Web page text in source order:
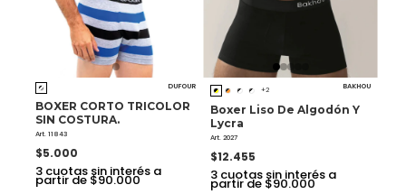
DUFOUR
BOXER CORTO TRICOLOR
SIN COSTURA.
Art. 11843
$5.000
3 cuotas sin interés a
partir de $90.000
+2 BAKHOU
Boxer Liso De Algodón Y
Lycra
Art. 2027
$12.455
3 cuotas sin interés a
partir de $90.000